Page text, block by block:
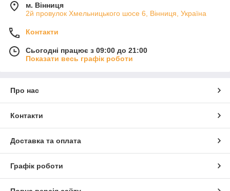
м. Вінниця
2й провулок Хмельницького шосе 6, Вінниця, Україна
Контакти
Сьогодні працює з 09:00 до 21:00
Показати весь графік роботи
Про нас
Контакти
Доставка та оплата
Графік роботи